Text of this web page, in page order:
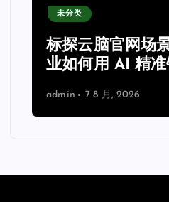
未分类
标探云脑官网场
业如何用 AI 精准
admin 7 8 月, 2026